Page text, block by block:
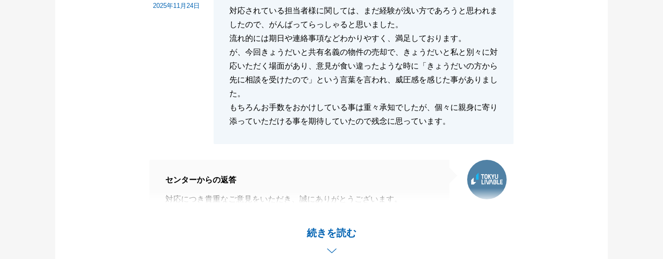
2025年11月24日
対応されている担当者様に関しては、まだ経験が浅い方であろうと思われま
したので、がんばってらっしゃると思いました。
流れ的には期日や連絡事項などわかりやすく、満足しております。
が、今回きょうだいと共有名義の物件の売却で、きょうだいと私と別々に対
応いただく場面があり、意見が食い違ったような時に「きょうだいの方から
先に相談を受けたので」という言葉を言われ、威圧感を感じた事がありまし
た。
もちろんお手数をおかけしている事は重々承知でしたが、個々に親身に寄り
添っていただける事を期待していたので残念に思っています。
続きを読む
センターからの返答
対応につき貴重なご意見をいただき、誠にありがとうございます。
の個別対応にて配慮が足らず残念な思いをさせてしまい申し訳ございません
今後は繊細な対応が必要な場面においても、それぞれに寄り添った対応を心